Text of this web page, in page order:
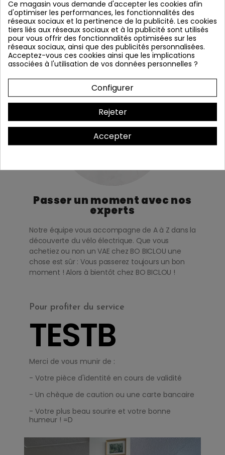
ou classique, purion... on s'y perd un peu ! Alors
le mieux pour connaitre la gamme de vélos qui
vous ressemble c'est de l'essayer ! Cela vous
permettra aussi de trouver la taille qui vous
correspond !
Passer un moment avec nos
experts
Notre équipe vous accompagne de A à Z dans la
découverte du vélo électrique. Que vous
achetiez ou non un VAE chez BO BICLOU une
chose est sûr : Vous passerez toujours un bon
moment ! Alors à bientôt chez BO BICLOU !
Pour profiter du service
TESTB
Merci de vous munir de :
- Votre pièce d'identité en cours de validité
- Un chèque de caution ou une carte bancaire
- Votre plus beau sourire et votre bonne
humeur ! =D
Ce magasin vous demande d'accepter les cookies afin
d'optimiser les performances, les fonctionnalités des
réseaux sociaux et la pertinence de la publicité. Les cookies
tiers liés aux réseaux sociaux et à la publicité sont utilisés
pour vous offrir des fonctionnalités optimisées sur les
réseaux sociaux, ainsi que des publicités personnalisées.
Acceptez-vous ces cookies ainsi que les implications
associées à l'utilisation de vos données personnelles ?
Configurer
Rejeter
Accepter